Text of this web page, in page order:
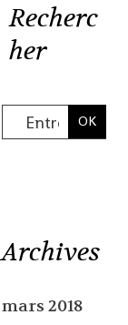
Recherc
her
Archives
mars 2018